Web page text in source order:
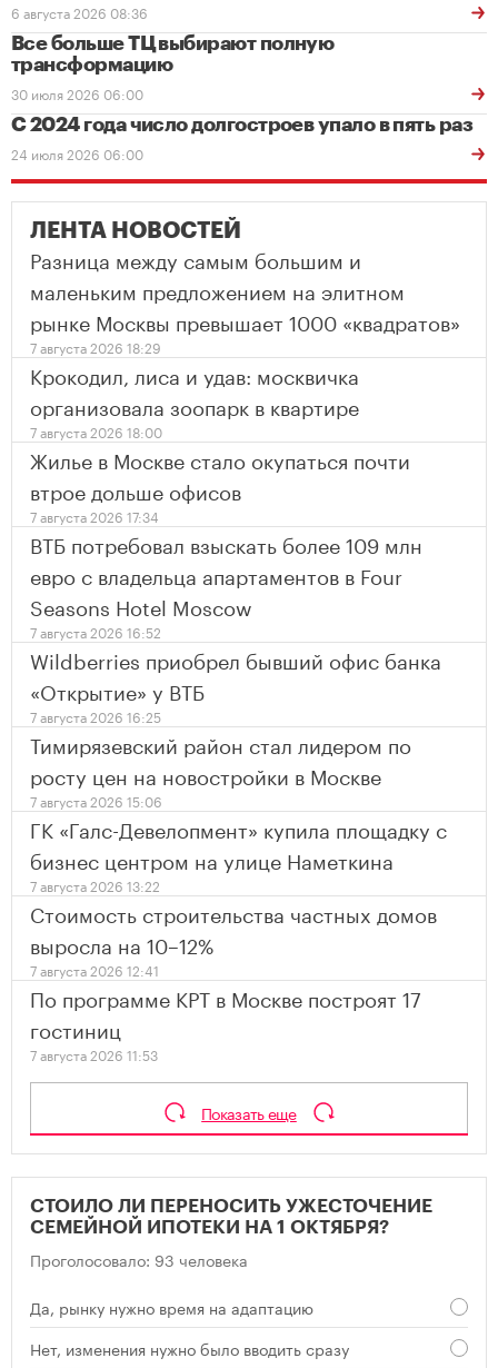
6 августа 2026 08:36
Все больше ТЦ выбирают полную
трансформацию
30 июля 2026 06:00
С 2024 года число долгостроев упало в пять раз
24 июля 2026 06:00
ЛЕНТА НОВОСТЕЙ
Разница между самым большим и
маленьким предложением на элитном
рынке Москвы превышает 1000 «квадратов»
7 августа 2026 18:29
Крокодил, лиса и удав: москвичка
организовала зоопарк в квартире
7 августа 2026 18:00
Жилье в Москве стало окупаться почти
втрое дольше офисов
7 августа 2026 17:34
ВТБ потребовал взыскать более 109 млн
евро с владельца апартаментов в Four
Seasons Hotel Moscow
7 августа 2026 16:52
Wildberries приобрел бывший офис банка
«Открытие» у ВТБ
7 августа 2026 16:25
Тимирязевский район стал лидером по
росту цен на новостройки в Москве
7 августа 2026 15:06
ГК «Галс-Девелопмент» купила площадку с
бизнес центром на улице Наметкина
7 августа 2026 13:22
Стоимость строительства частных домов
выросла на 10–12%
7 августа 2026 12:41
По программе КРТ в Москве построят 17
гостиниц
7 августа 2026 11:53
Показать еще
СТОИЛО ЛИ ПЕРЕНОСИТЬ УЖЕСТОЧЕНИЕ
СЕМЕЙНОЙ ИПОТЕКИ НА 1 ОКТЯБРЯ?
Проголосовало: 93 человека
Да, рынку нужно время на адаптацию
Нет, изменения нужно было вводить сразу